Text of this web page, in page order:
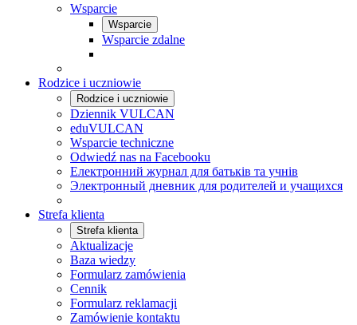
Wsparcie
Wsparcie
Wsparcie zdalne
Rodzice i uczniowie
Rodzice i uczniowie
Dziennik VULCAN
eduVULCAN
Wsparcie techniczne
Odwiedź nas na Facebooku
Електронний журнал для батьків та учнів
Электронный дневник для родителей и учащихся
Strefa klienta
Strefa klienta
Aktualizacje
Baza wiedzy
Formularz zamówienia
Cennik
Formularz reklamacji
Zamówienie kontaktu